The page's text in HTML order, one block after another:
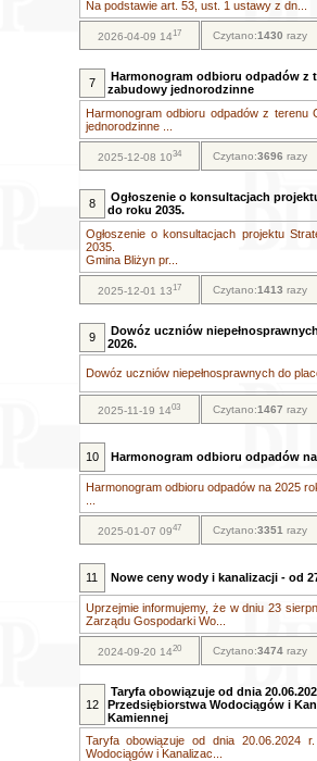
Na podstawie art. 53, ust. 1 ustawy z dn...
2026-04-09 1417 Czytano:1430 razy
7
Harmonogram odbioru odpadów z
zabudowy jednorodzinne
Harmonogram odbioru odpadów z
jednorodzinne ...
2025-12-08 1034 Czytano:3696 razy
8
Ogłoszenie o konsultacjach
do roku 2035.
Ogłoszenie o konsultacjach projektu
2035.
Gmina Bliżyn pr...
2025-12-01 1317 Czytano:1413 razy
9
Dowóz uczniów
2026.
Dowóz uczniów niepełnosprawnych do
2025-11-19 1403 Czytano:1467 razy
10 Harmonogram odbioru odpadów na
Harmonogram odbioru odpadów na 2025
2025-01-07 0947 Czytano:3351 razy
11 Nowe ceny wody i kanalizacji - od
Uprzejmie informujemy, że w dniu 23
Zarządu Gospodarki Wo...
2024-09-20 1420 Czytano:3474razy
12
Taryfa obowiązuje od dnia
Przedsiębiorstwa Wodociągów i
Kamiennej
Taryfa obowiązuje od dnia 20.06.2024
Wodociągów i Kanalizac...